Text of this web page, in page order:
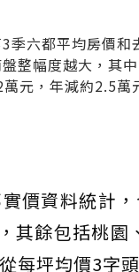
季六都平均房價
整幅度越大，其
元，年減約2.5
價資料統計
其餘包括桃
每坪均價3字